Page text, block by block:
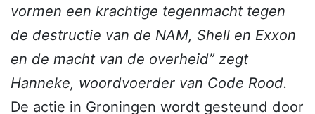
vormen een krachtige tegenmacht tegen
de destructie van de NAM, Shell en Exxon
en de macht van de overheid” zegt
Hanneke, woordvoerder van Code Rood.
De actie in Groningen wordt gesteund door